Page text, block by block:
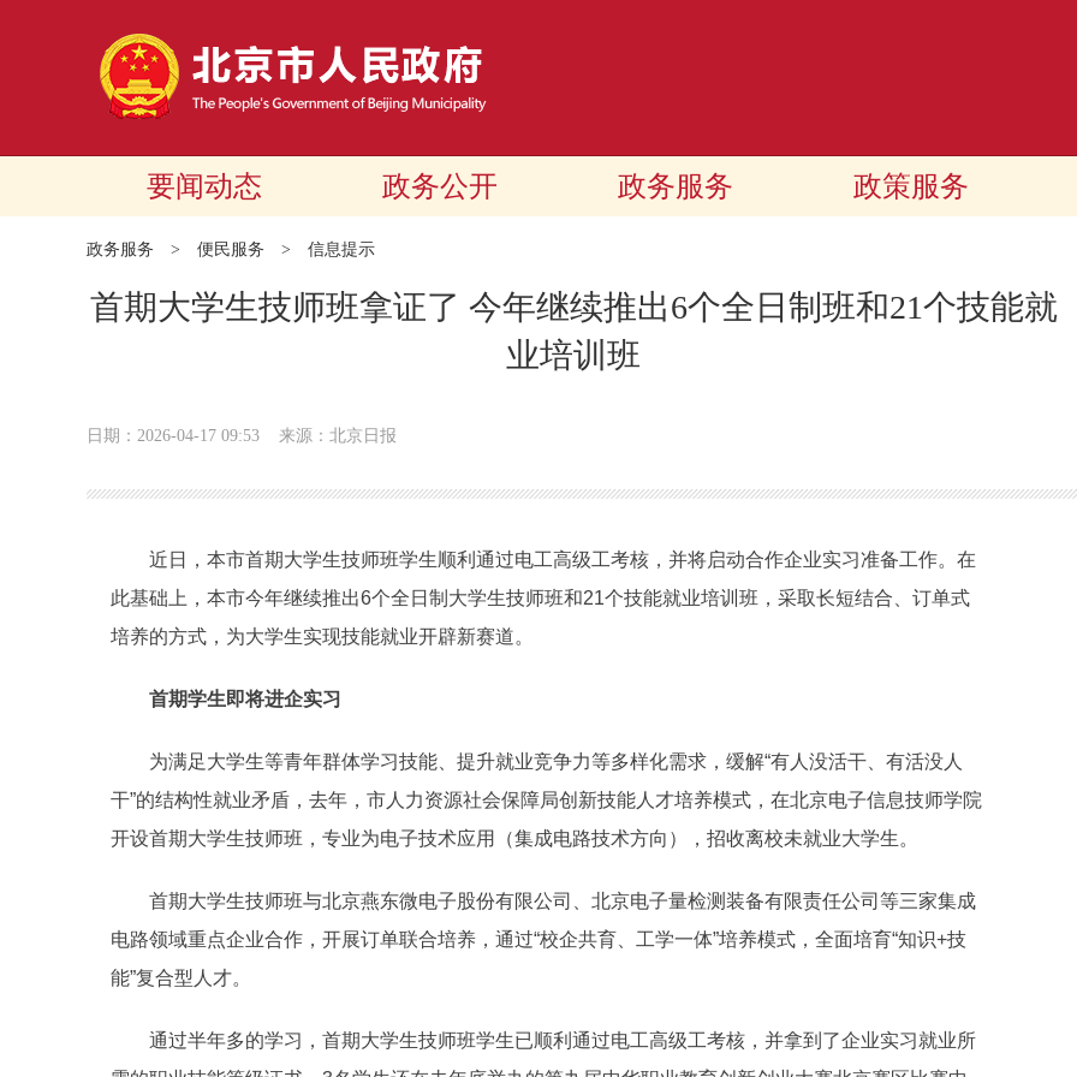
要闻动态 政务公开 政务服务 政策服务
政务服务 > 便民服务 > 信息提示
首期大学生技师班拿证了 今年继续推出6个全日制班和21个技能就
业培训班
日期：2026-04-17 09:53 来源：北京日报
近日，本市首期大学生技师班学生顺利通过电工高级工考核，并将启动合作企业实习准备工作。在
此基础上，本市今年继续推出6个全日制大学生技师班和21个技能就业培训班，采取长短结合、订单式
培养的方式，为大学生实现技能就业开辟新赛道。
首期学生即将进企实习
为满足大学生等青年群体学习技能、提升就业竞争力等多样化需求，缓解“有人没活干、有活没人
干”的结构性就业矛盾，去年，市人力资源社会保障局创新技能人才培养模式，在北京电子信息技师学院
开设首期大学生技师班，专业为电子技术应用（集成电路技术方向），招收离校未就业大学生。
首期大学生技师班与北京燕东微电子股份有限公司、北京电子量检测装备有限责任公司等三家集成
电路领域重点企业合作，开展订单联合培养，通过“校企共育、工学一体”培养模式，全面培育“知识+技
能”复合型人才。
通过半年多的学习，首期大学生技师班学生已顺利通过电工高级工考核，并拿到了企业实习就业所